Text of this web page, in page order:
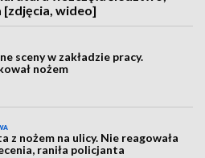
[zdjęcia, wideo]
sceny w zakładzie pracy.
nożem
z nożem na ulicy. Nie reagowała
raniła policjanta